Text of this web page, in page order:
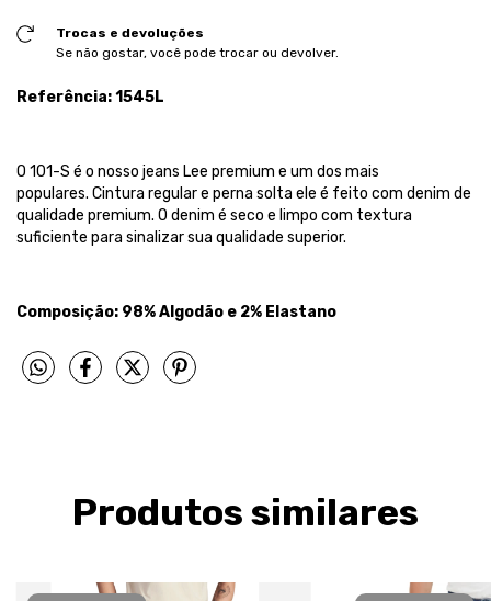
Trocas e devoluções
Se não gostar, você pode trocar ou devolver.
Referência: 1545L
O 101-S é o nosso jeans Lee premium e um dos mais
populares. Cintura regular e perna solta ele é feito com denim de
qualidade premium. O denim é seco e limpo com textura
suficiente para sinalizar sua qualidade superior.
Composição: 98% Algodão e 2% Elastano
Produtos similares